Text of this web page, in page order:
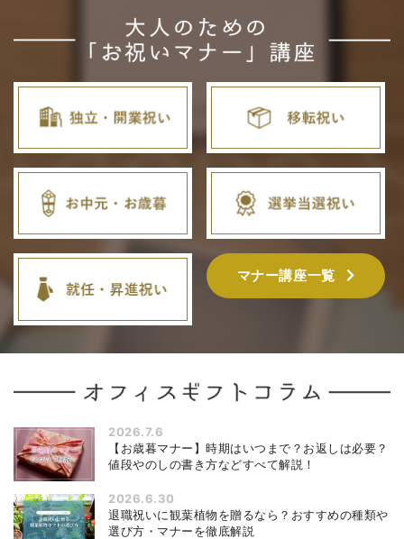
マナー講座一覧
2026.7.6
【お歳暮マナー】時期はいつまで？お返しは必要？
値段やのしの書き方などすべて解説！
2026.6.30
退職祝いに観葉植物を贈るなら？おすすめの種類や
選び方・マナーを徹底解説